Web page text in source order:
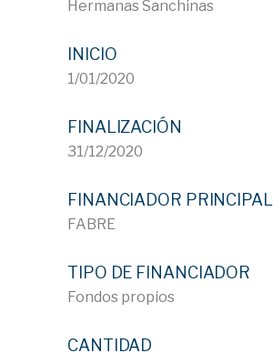
Hermanas Sanchinas
INICIO
1/01/2020
FINALIZACIÓN
31/12/2020
FINANCIADOR PRINCIPAL
FABRE
TIPO DE FINANCIADOR
Fondos propios
CANTIDAD